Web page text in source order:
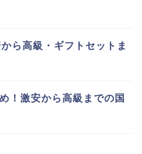
ら高級・ギフトセットま
！激安から高級までの国